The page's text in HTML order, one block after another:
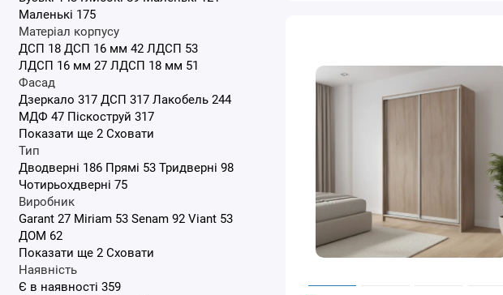
Маленькі 175
Матеріал корпусу
ДСП 18 ДСП 16 мм 42 ЛДСП 53
ЛДСП 16 мм 27 ЛДСП 18 мм 51
Фасад
Дзеркало 317 ДСП 317 Лакобель 244
МДФ 47 Піскоструй 317
Показати ще 2 Сховати
Тип
Дводверні 186 Прямі 53 Тридверні 98
Чотирьохдверні 75
Виробник
Garant 27 Miriam 53 Senam 92 Viant 53
ДОМ 62
Показати ще 2 Сховати
Наявність
Є в наявності 359